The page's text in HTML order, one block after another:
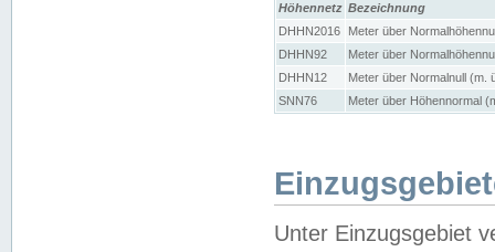
Höhennetz Bezeichnung
DHHN2016
Meter über
DHHN92
Meter über
DHHN12
Meter über Normalnull (m.
SNN76
Meter über Höhennormal
Unter Einzugsgebiet